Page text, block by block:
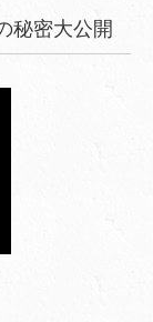
秘密大公開